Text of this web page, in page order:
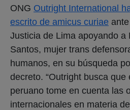
ONG Outright International
escrito de amicus curiae
Justicia de Lima apoyando a
Santos, mujer trans
humanos, en su búsqueda
decreto. “Outright busca
peruano tome en cuenta las
internacionales en materia